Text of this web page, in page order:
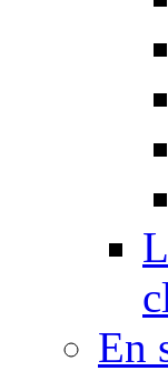
En